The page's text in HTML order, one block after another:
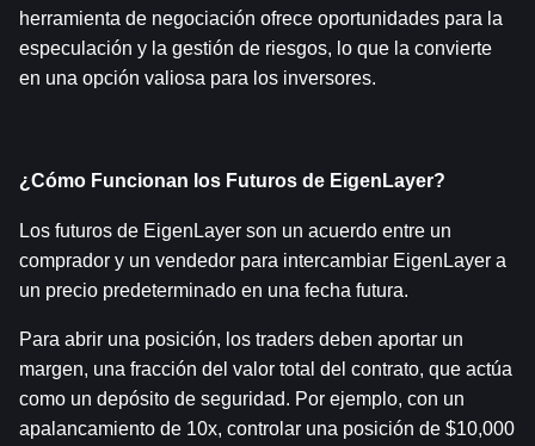
herramienta de negociación ofrece oportunidades para la
especulación y la gestión de riesgos, lo que la convierte
en una opción valiosa para los inversores.
¿Cómo Funcionan los Futuros de EigenLayer?
Los futuros de EigenLayer son un acuerdo entre un
comprador y un vendedor para intercambiar EigenLayer a
un precio predeterminado en una fecha futura.
Para abrir una posición, los traders deben aportar un
margen, una fracción del valor total del contrato, que actúa
como un depósito de seguridad. Por ejemplo, con un
apalancamiento de 10x, controlar una posición de $10,000